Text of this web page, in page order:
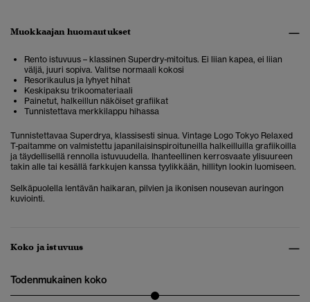
Muokkaajan huomautukset
Rento istuvuus – klassinen Superdry-mitoitus. Ei liian kapea, ei liian
väljä, juuri sopiva. Valitse normaali kokosi
Resorikaulus ja lyhyet hihat
Keskipaksu trikoomateriaali
Painetut, halkeillun näköiset grafiikat
Tunnistettava merkkilappu hihassa
Tunnistettavaa Superdrya, klassisesti sinua. Vintage Logo Tokyo Relaxed
T-paitamme on valmistettu japanilaisinspiroituneilla halkeilluilla grafiikoilla
ja täydellisellä rennolla istuvuudella. Ihanteellinen kerrosvaate ylisuureen
takin alle tai kesällä farkkujen kanssa tyylikkään, hillityn lookin luomiseen.
Selkäpuolella lentävän haikaran, pilvien ja ikonisen nousevan auringon
kuviointi.
Koko ja istuvuus
Todenmukainen koko